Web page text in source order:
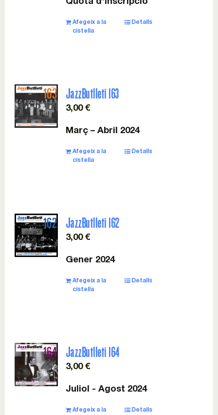
Associa’t!
Quota d'inscripció
Afegeix a la
cistella
Detalls
JazzButlleti 163
3,00 €
Març – Abril 2024
Afegeix a la
cistella
Detalls
JazzButlleti 162
3,00 €
Gener 2024
Afegeix a la
cistella
Detalls
JazzButlleti 164
3,00 €
Juliol - Agost 2024
Afegeix a la
Detalls